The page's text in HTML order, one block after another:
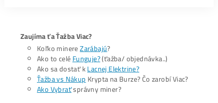
Zdroj: https://cointelegraph.com/